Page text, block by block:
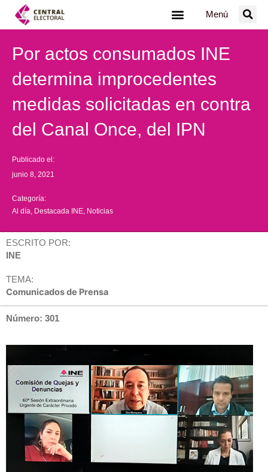
Menú
Por actos consumados INE
determina improcedentes
medidas solicitadas en contra
del Canal Once, del IPN
Publicado el:
junio 8, 2021
Categoría:
Al día Destacada INE Noticias
ESCRITO POR:
INE
TEMA:
Comunicados de Prensa
Número: 301